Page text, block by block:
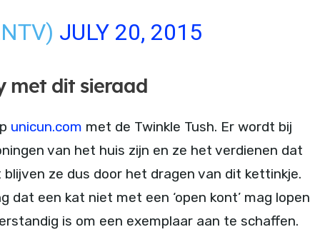
JULY 20, 2015
met dit sieraad
unicun.com met de Twinkle Tush. Er wordt bij
van het huis zijn en ze het verdienen dat
blijven ze dus door het dragen van dit kettinkje.
dat een kat niet met een ‘open kont’ mag lopen
is om een exemplaar aan te schaffen.